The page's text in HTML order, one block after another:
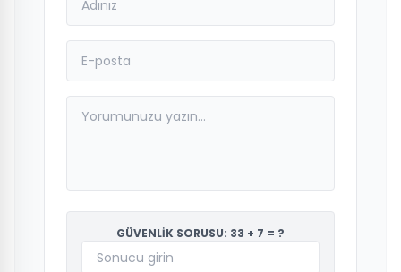
GÜVENLİK SORUSU: 33 + 7 = ?